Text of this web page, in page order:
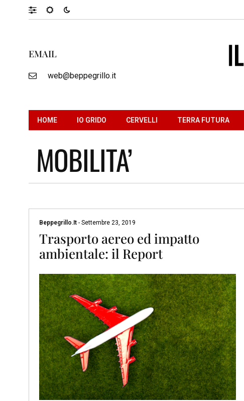
EMAIL
web@beppegrillo.it
HOME IO GRIDO CERVELLI TERRA FUTURA
MOBILITA’
Beppegrillo.it - Settembre 23, 2019
Trasporto aereo ed impatto
ambientale: il Report